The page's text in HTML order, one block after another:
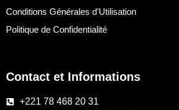
Conditions Générales d'Utilisation
Politique de Confidentialité
Contact et Informations
+221 78 468 20 31